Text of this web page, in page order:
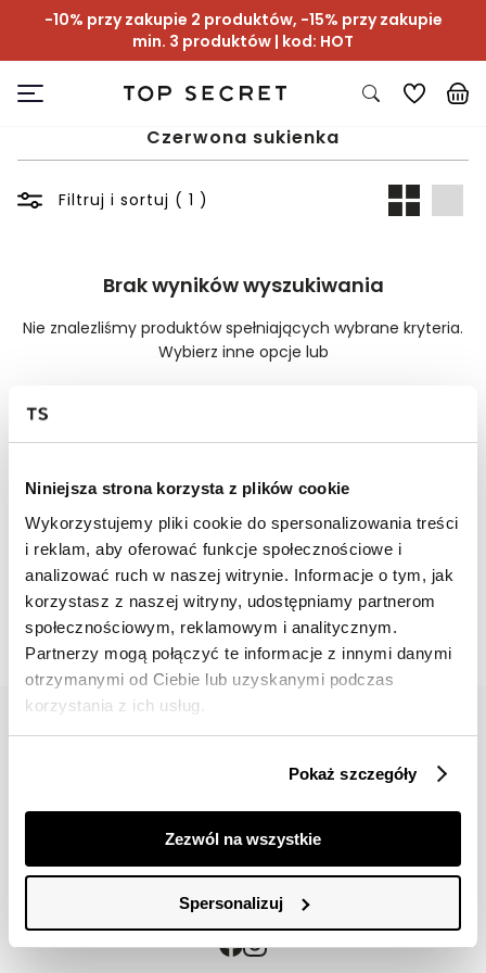
Niniejsza strona korzysta z plików cookie
Wykorzystujemy pliki cookie do spersonalizowania treści
i reklam, aby oferować funkcje społecznościowe i
analizować ruch w naszej witrynie. Informacje o tym, jak
korzystasz z naszej witryny, udostępniamy partnerom
społecznościowym, reklamowym i analitycznym.
Partnerzy mogą połączyć te informacje z innymi danymi
otrzymanymi od Ciebie lub uzyskanymi podczas
korzystania z ich usług.
Pokaż szczegóły
Zezwól na wszystkie
Spersonalizuj
-10% przy zakupie 2 produktów, -15% przy zakupie
min. 3 produktów | kod: HOT
Czerwona sukienka
Filtruj i sortuj ( 1 )
Brak wyników wyszukiwania
Nie znalezliśmy produktów spełniających wybrane kryteria.
Wybierz inne opcje lub
📸 OZNACZAJ NAS NA ZDJĘCIACH
#topsecretfashion
Znajdź nas